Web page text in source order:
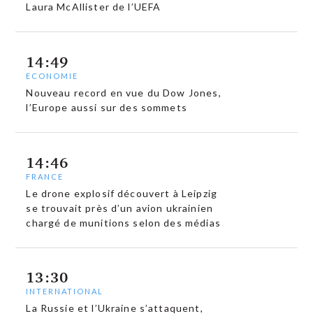
Laura McAllister de l’UEFA
14:49
ECONOMIE
Nouveau record en vue du Dow Jones,
l’Europe aussi sur des sommets
14:46
FRANCE
Le drone explosif découvert à Leipzig
se trouvait près d’un avion ukrainien
chargé de munitions selon des médias
13:30
INTERNATIONAL
La Russie et l’Ukraine s’attaquent,